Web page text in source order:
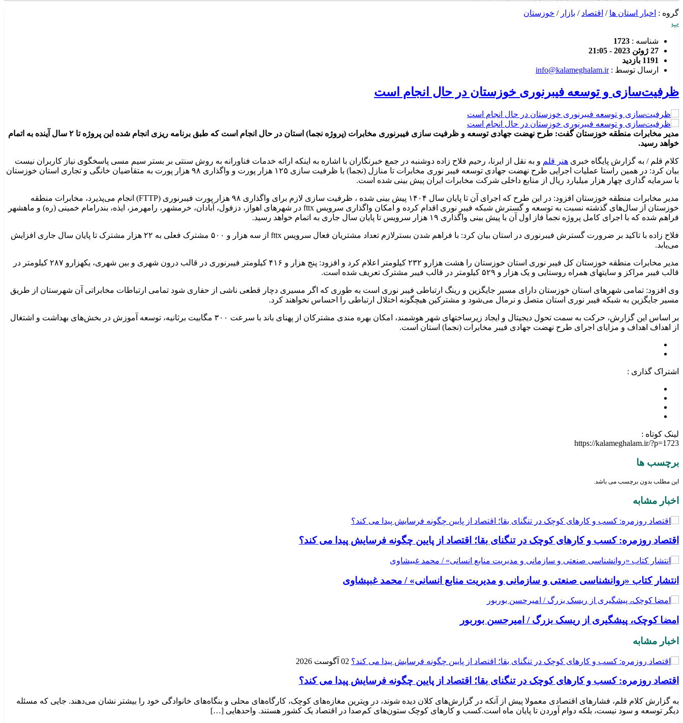
گروه : اخبار استان ها / اقتصاد / بازار / خوزستان
پ
شناسه : 1723
27 ژوئن 2023 - 21:05
1191 بازدید
ارسال توسط :info@kalameghalam.ir
ظرفیت‌سازی و توسعه فیبرنوری خوزستان در حال انجام است
مدیر مخابرات منطقه خوزستان گفت: طرح نهضت جهادی توسعه و ظرفیت سازی فیبرنوری مخابرات (پروژه نجما) استان در حال انجام است که طبق برنامه ریزی انجام شده این پروژه تا ۲ سال آینده به اتمام
خواهد رسید.
کلام قلم / به گزارش پایگاه خبری هنر قلم و به نقل از ایرنا، رحیم فلاح زاده دوشنبه در جمع خبرنگاران با اشاره به اینکه ارائه خدمات فناورانه به روش سنتی بر بستر سیم مسی پاسخگوی نیاز کاربران نیست
بیان کرد: در همین راستا عملیات اجرایی طرح نهضت جهادی توسعه فیبر نوری مخابرات تا منازل (نجما) با ظرفیت سازی ١٢۵ هزار پورت و واگذاری ٩٨ هزار پورت به متقاضیان خانگی و تجاری استان خوزستان
با سرمایه گذاری چهار هزار میلیارد ریال از منابع داخلی شرکت مخابرات ایران پیش بینی شده است.
مدیر مخابرات منطقه خوزستان افزود: در این طرح که اجرای آن تا پایان سال ١۴٠۴ پیش بینی شده ، ظرفیت سازی لازم برای واگذاری ٩٨ هزار پورت فیبرنوری (FTTP) انجام می‌پذیرد، مخابرات منطقه
خوزستان از سال‌های گذشته نسبت به توسعه و گسترش شبکه فیبر نوری اقدام کرده و امکان واگذاری سرویس fttx در شهرهای اهواز، دزفول، آبادان، خرمشهر، رامهرمز، ایذه، بندرامام خمینی (ره) و ماهشهر
فراهم شده که با اجرای کامل پروژه نجما فاز اول آن با پیش بینی واگذاری ١٩ هزار سرویس تا پایان سال جاری به اتمام خواهد رسید.
فلاح زاده با تاکید بر ضرورت گسترش فیبرنوری در استان بیان کرد: با فراهم شدن بسترلازم تعداد مشتریان فعال سرویس fttx از سه هزار و ۵٠٠ مشترک فعلی به ٢٢ هزار مشترک تا پایان سال جاری افزایش
می‌یابد.
مدیر مخابرات منطقه خوزستان کل فیبر نوری استان خوزستان را هشت هزارو ٢٣٢ کیلومتر اعلام کرد و افزود: پنج هزار و ۴١۶ کیلومتر فیبرنوری در قالب درون شهری و بین شهری، یکهزارو ٢٨٧ کیلومتر در
قالب فیبر مراکز و سایتهای همراه روستایی و یک هزار و ۵٢٩ کیلومتر در قالب فیبر مشترک تعریف شده است.
وی افزود: تمامی شهرهای استان خوزستان دارای مسیر جایگزین و رینگ ارتباطی فیبر نوری است به طوری که اگر مسیری دچار قطعی ناشی از حفاری شود تمامی ارتباطات مخابراتی آن شهرستان از طریق
مسیر جایگزین به شبکه فیبر نوری استان متصل و نرمال می‌شود و مشترکین هیچگونه اختلال ارتباطی را احساس نخواهند کرد.
بر اساس این گزارش، حرکت به سمت تحول دیجیتال و ایجاد زیرساختهای شهر هوشمند، امکان بهره مندی مشترکان از پهنای باند با سرعت ٣٠٠ مگابیت برثانیه، توسعه آموزش در بخش‌های بهداشت و اشتغال
از اهداف اهداف و مزایای اجرای طرح نهضت جهادی فیبر مخابرات (نجما) استان است.
اشتراک گذاری :
لینک کوتاه :
https://kalameghalam.ir/?p=1723
برچسب ها
این مطلب بدون برچسب می باشد.
اخبار مشابه
اقتصاد روزمره: کسب‌ و کارهای کوچک در تنگنای بقا؛ اقتصاد از پایین چگونه فرسایش پیدا می کند؟
انتشار کتاب «روانشناسی صنعتی و سازمانی و مدیریت منابع انسانی» / محمد غبیشاوی
امضا کوچک، پیشگیری از ریسک بزرگ / امیرحسن بوربور
اخبار مشابه
02 آگوست 2026
اقتصاد روزمره: کسب‌ و کارهای کوچک در تنگنای بقا؛ اقتصاد از پایین چگونه فرسایش پیدا می کند؟
به گزارش کلام قلم، فشارهای اقتصادی معمولا پیش از آنکه در گزارش‌های کلان دیده شوند، در ویترین مغازه‌های کوچک، کارگاه‌های محلی و بنگاه‌های خانوادگی خود را بیشتر نشان می‌دهند. جایی که مسئله
دیگر توسعه و سود نیست، بلکه دوام آوردن تا پایان ماه است.کسب‌ و کارهای کوچک ستون‌های کم‌صدا در اقتصاد یک کشور هستند. واحدهایی […]